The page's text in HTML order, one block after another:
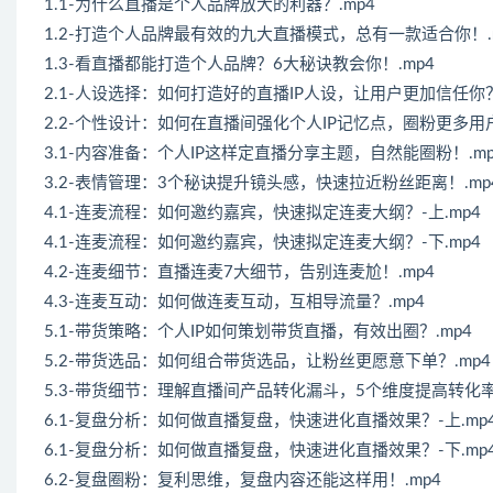
1.1-为什么直播是个人品牌放大的利器？.mp4
1.2-打造个人品牌最有效的九大直播模式，总有一款适合你！
1.3-看直播都能打造个人品牌？6大秘诀教会你！.mp4
2.1-人设选择：如何打造好的直播IP人设，让用户更加信任你
2.2-个性设计：如何在直播间强化个人IP记忆点，圈粉更多用
3.1-内容准备：个人IP这样定直播分享主题，自然能圈粉！
3.2-表情管理：3个秘诀提升镜头感，快速拉近粉丝距离！
4.1-连麦流程：如何邀约嘉宾，快速拟定连麦大纲？-上.mp4
4.1-连麦流程：如何邀约嘉宾，快速拟定连麦大纲？-下.mp4
4.2-连麦细节：直播连麦7大细节，告别连麦尬！.mp4
4.3-连麦互动：如何做连麦互动，互相导流量？.mp4
5.1-带货策略：个人IP如何策划带货直播，有效出圈？.mp4
5.2-带货选品：如何组合带货选品，让粉丝更愿意下单？.mp4
5.3-带货细节：理解直播间产品转化漏斗，5个维度提高转化
6.1-复盘分析：如何做直播复盘，快速进化直播效果？-上
6.1-复盘分析：如何做直播复盘，快速进化直播效果？-下
6.2-复盘圈粉：复利思维，复盘内容还能这样用！.mp4